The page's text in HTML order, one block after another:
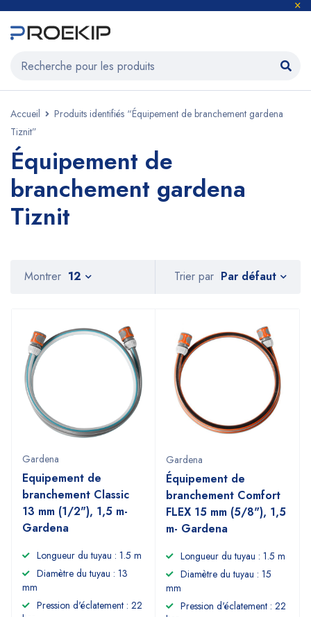
Accueil
Produits identifiés “Équipement de branchement gardena
Tiznit”
Équipement de
branchement gardena
Tiznit
Trier par Par défaut
Montrer 12
Gardena
Equipement de
branchement Classic
13 mm (1/2"), 1,5 m-
Gardena
Longueur du tuyau : 1.5 m
Diamètre du tuyau : 13
mm
Pression d'éclatement : 22
Gardena
Équipement de
branchement Comfort
FLEX 15 mm (5/8"), 1,5
m- Gardena
Longueur du tuyau : 1.5 m
Diamètre du tuyau : 15
mm
Pression d'éclatement : 22